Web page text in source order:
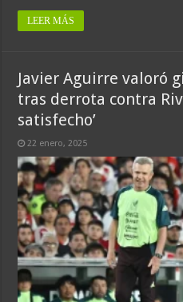
LEER MÁS
Javier Aguirre valoró
tras derrota contra
satisfecho’
22 enero, 2025